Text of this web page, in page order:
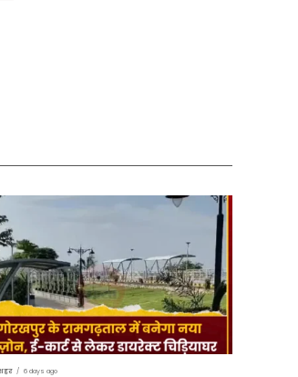
6 days ago